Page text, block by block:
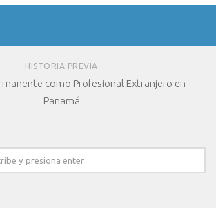
HISTORIA PREVIA
como Profesional Extranjero en
Panamá